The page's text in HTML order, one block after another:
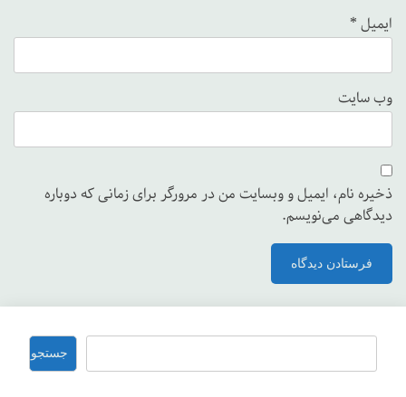
ایمیل*
وب‌ سایت
ذخیره نام، ایمیل و وبسایت من در مرورگر برای زمانی که دوباره
دیدگاهی می‌نویسم.
جستجو جستجو